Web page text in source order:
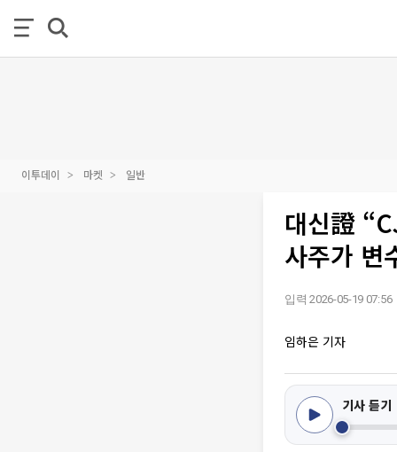
이투데이 마켓 일반
대신證
사주가 변
입력 2026-05-19 07:56
임하은 기자
기사 듣기